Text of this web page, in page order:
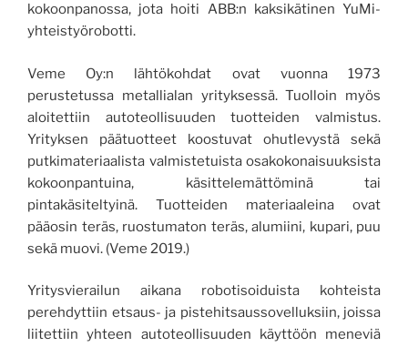
kokoonpanossa, jota hoiti ABB:n kaksikätinen YuMi-
yhteistyörobotti.
Veme Oy:n lähtökohdat ovat vuonna 1973
perustetussa metallialan yrityksessä. Tuolloin myös
aloitettiin autoteollisuuden tuotteiden valmistus.
Yrityksen päätuotteet koostuvat ohutlevystä sekä
putkimateriaalista valmistetuista osakokonaisuuksista
kokoonpantuina, käsittelemättöminä tai
pintakäsiteltyinä. Tuotteiden materiaaleina ovat
pääosin teräs, ruostumaton teräs, alumiini, kupari, puu
sekä muovi. (Veme 2019.)
Yritysvierailun aikana robotisoiduista kohteista
perehdyttiin etsaus- ja pistehitsaussovelluksiin, joissa
liitettiin yhteen autoteollisuuden käyttöön meneviä